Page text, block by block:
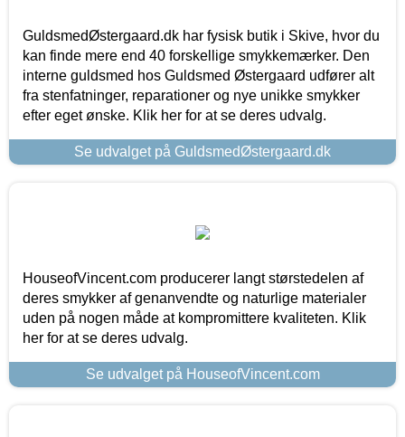
GuldsmedØstergaard.dk har fysisk butik i Skive, hvor du
kan finde mere end 40 forskellige smykkemærker. Den
interne guldsmed hos Guldsmed Østergaard udfører alt
fra stenfatninger, reparationer og nye unikke smykker
efter eget ønske. Klik her for at se deres udvalg.
Se udvalget på GuldsmedØstergaard.dk
HouseofVincent.com producerer langt størstedelen af
deres smykker af genanvendte og naturlige materialer
uden på nogen måde at kompromittere kvaliteten. Klik
her for at se deres udvalg.
Se udvalget på HouseofVincent.com